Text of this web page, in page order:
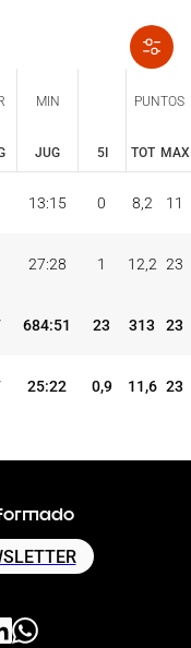
MIN
5I
PUNTOS
JUG TOT MAX
MIN
5I
PUNTOS
13:15 0 8,2 11
27:28 1 12,2 23
684:51 23 313 23
25:22 0,9 11,6 23